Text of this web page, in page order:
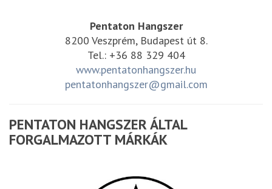
Pentaton Hangszer
8200 Veszprém, Budapest út 8.
Tel.: +36 88 329 404
www.pentatonhangszer.hu
pentatonhangszer@gmail.com
PENTATON HANGSZER ÁLTAL
FORGALMAZOTT MÁRKÁK